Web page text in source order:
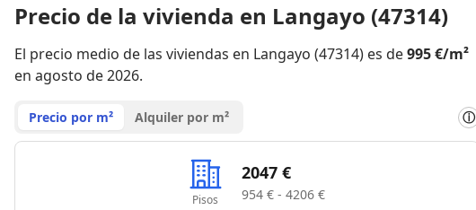
Precio de la vivienda en Langayo (47314)
El precio medio de las viviendas en Langayo (47314) es de995 €/m²
en agosto de 2026.
Precio por m² Alquiler por m² ⓘ
Pisos
2047 €
954 € - 4206 €